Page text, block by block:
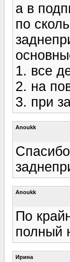
а в
по
1. все
2. на
3. при
Anoukk
Anoukk
По
полный
Ирина